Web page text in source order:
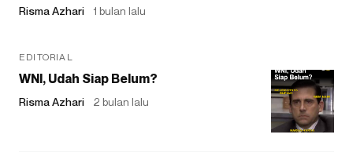
Risma Azhari 1 bulan lalu
EDITORIAL
WNI, Udah Siap Belum?
Risma Azhari 2 bulan lalu